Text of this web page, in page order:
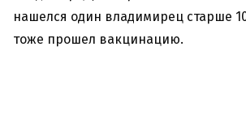
нашелся один владимирец старше
тоже прошел вакцинацию.